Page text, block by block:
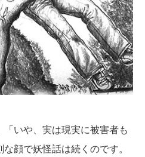
いや、実は現実に被害者も
顔で妖怪話は続くのです。